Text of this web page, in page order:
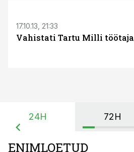
17.10.13, 21:33
Vahistati Tartu Milli töötaja
24H 72H
ENIMLOETUD